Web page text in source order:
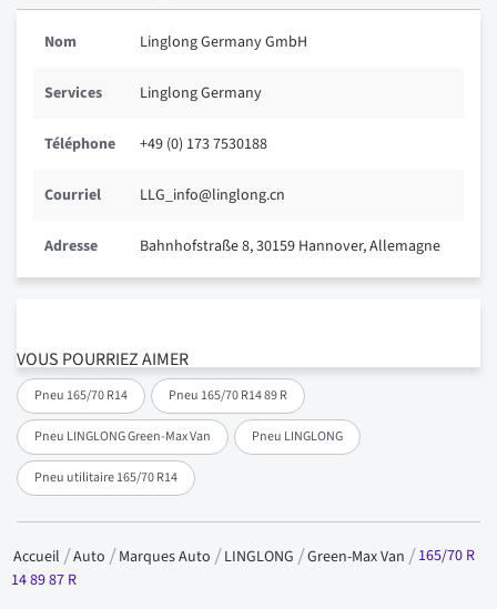
VOUS POURRIEZ AIMER
Pneu 165/70 R14 Pneu 165/70 R14 89 R
Pneu LINGLONG Green-Max Van Pneu LINGLONG
Pneu utilitaire 165/70 R14
Nom Linglong Germany GmbH
Services Linglong Germany
Téléphone +49 (0) 173 7530188
Courriel LLG_info@linglong.cn
Adresse Bahnhofstraße 8, 30159 Hannover, Allemagne
Accueil Auto Marques Auto LINGLONG Green-Max Van
165/70 R
14 89 87 R